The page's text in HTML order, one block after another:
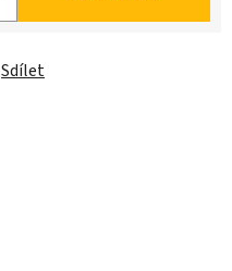
Sdílet